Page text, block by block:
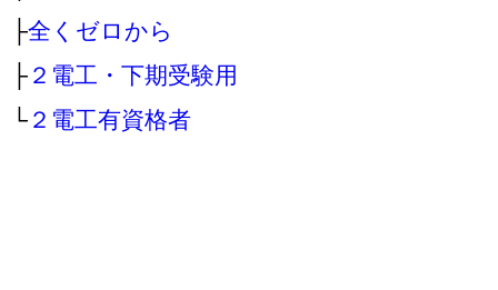
├全くゼロから
├ ２電工・下期受験用
└ ２電工有資格者